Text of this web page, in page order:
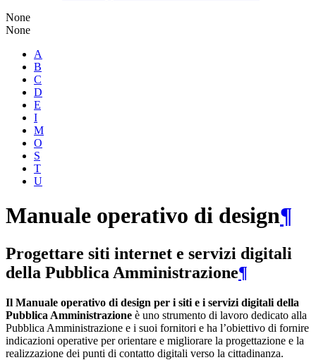
None
None
A
B
C
D
E
I
M
O
S
T
U
Manuale operativo di design¶
Progettare siti internet e servizi digitali
della Pubblica Amministrazione¶
Il Manuale operativo di design per i siti e i servizi digitali della
Pubblica Amministrazione è uno strumento di lavoro dedicato alla
Pubblica Amministrazione e i suoi fornitori e ha l’obiettivo di fornire
indicazioni operative per orientare e migliorare la progettazione e la
realizzazione dei punti di contatto digitali verso la cittadinanza.